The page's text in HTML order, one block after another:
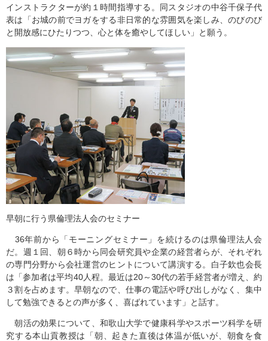
インストラクターが約１時間指導する。同スタジオの中谷千保子代
表は「お城の前でヨガをする非日常的な雰囲気を楽しみ、のびのび
と開放感にひたりつつ、心と体を癒やしてほしい」と願う。
早朝に行う県倫理法人会のセミナー
36年前から「モーニングセミナー」を続けるのは県倫理法人会
だ。週１回、朝６時から同会研究員や企業の経営者らが、それぞれ
の専門分野から会社運営のヒントについて講演する。白子欽也会長
は「参加者は平均40人程。最近は20～30代の若手経営者が増え、約
３割を占めます。早朝なので、仕事の電話や呼び出しがなく、集中
して勉強できるとの声が多く、喜ばれています」と話す。
朝活の効果について、和歌山大学で健康科学やスポーツ科学を研
究する本山貢教授は「朝、起きた直後は体温が低いが、朝食を食